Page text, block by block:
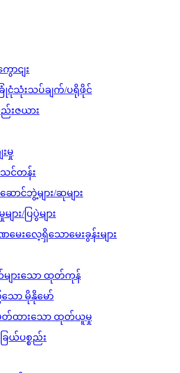
ာငျး
ငုံသုံးသပ်ချက်/ပရိုဖိုင်
းဇယား
မှု
င်တန်း
ာင်ဘွဲ့များ/ဆုများ
ျား/ပြပွဲများ
မေးလေ့ရှိသောမေးခွန်းများ
ျားသော ထုတ်ကုန်
ာ မိုနိုမော်
ထားသော ထုတ်ယူမှု
ြယ်ပစ္စည်း